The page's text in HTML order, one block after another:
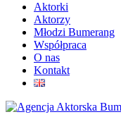
Aktorki
Aktorzy
Młodzi Bumerang
Współpraca
O nas
Kontakt